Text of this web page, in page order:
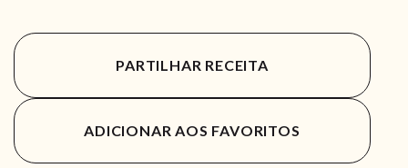
PARTILHAR RECEITA
ADICIONAR AOS FAVORITOS